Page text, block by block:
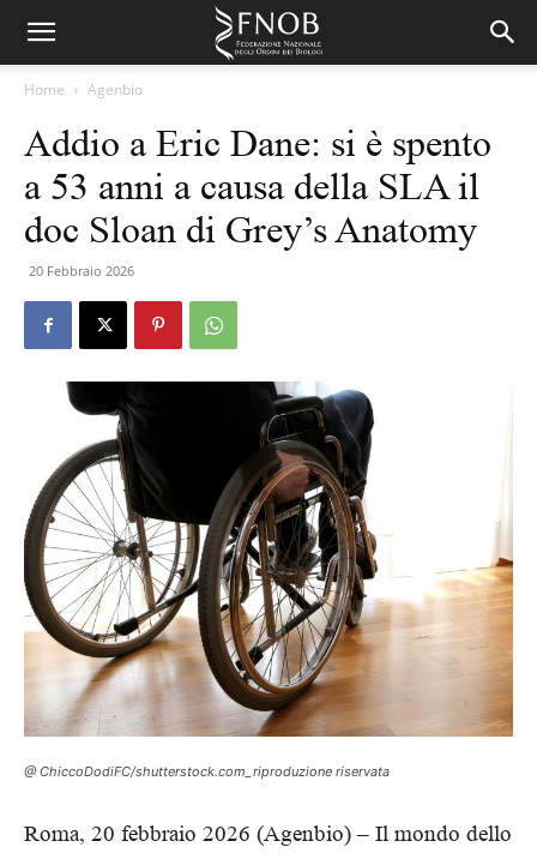
Home Agenbio
Addio a Eric Dane: si è spento
a 53 anni a causa della SLA il
doc Sloan di Grey’s Anatomy
20 Febbraio 2026
@ ChiccoDodiFC/shutterstock.com_riproduzione riservata
Roma, 20 febbraio 2026 (Agenbio) – Il mondo dello